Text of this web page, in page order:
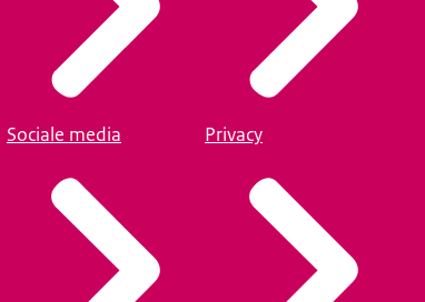
Sociale media Privacy